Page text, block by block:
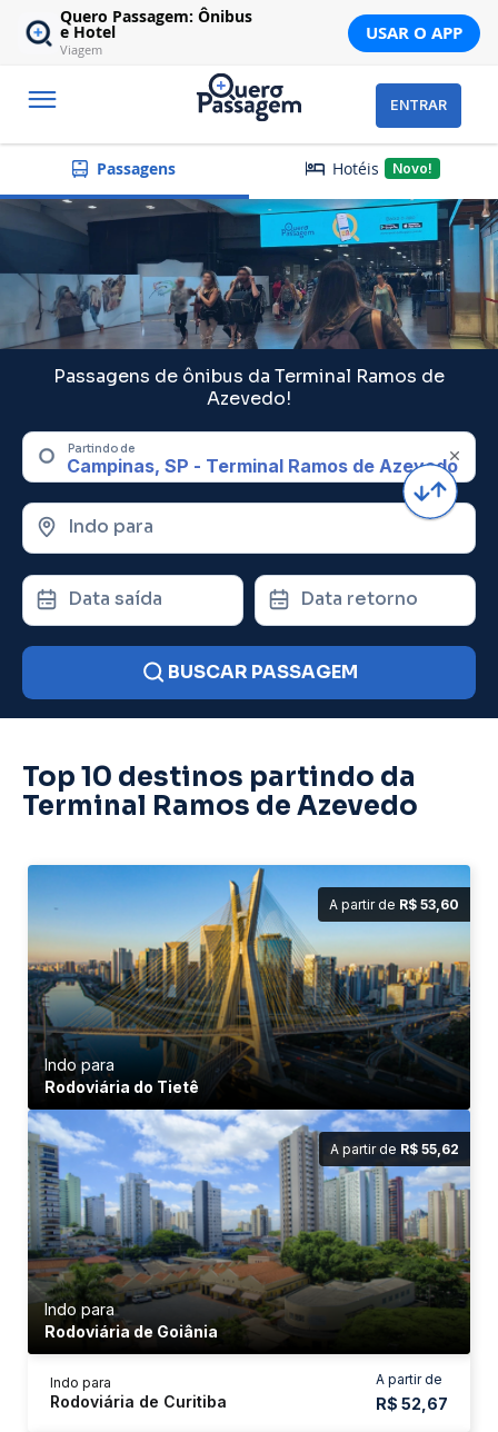
Quero Passagem: Ônibus
e Hotel
Viagem
USAR O APP
ENTRAR
Passagens Hotéis Novo!
Passagens de ônibus da Terminal Ramos de
Azevedo!
Partindo de
Indo para
Data saída Data retorno
BUSCAR PASSAGEM
Top 10 destinos partindo da
Terminal Ramos de Azevedo
A partir de R$ 53,60
Indo para
Rodoviária do Tietê
A partir de R$ 55,62
Indo para
Rodoviária de Goiânia
A partir de
R$ 52,67
Indo para
Rodoviária de Curitiba